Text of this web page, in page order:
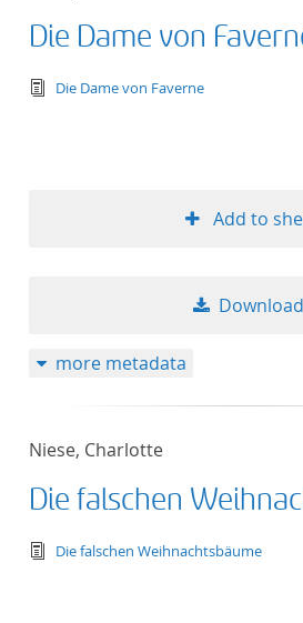
Die Dame von
text/
Die Dame von Faverne
Add to
Download
more metadata
Niese, Charlotte
Die falschen
text/
Die falschen Weihnachtsbäume